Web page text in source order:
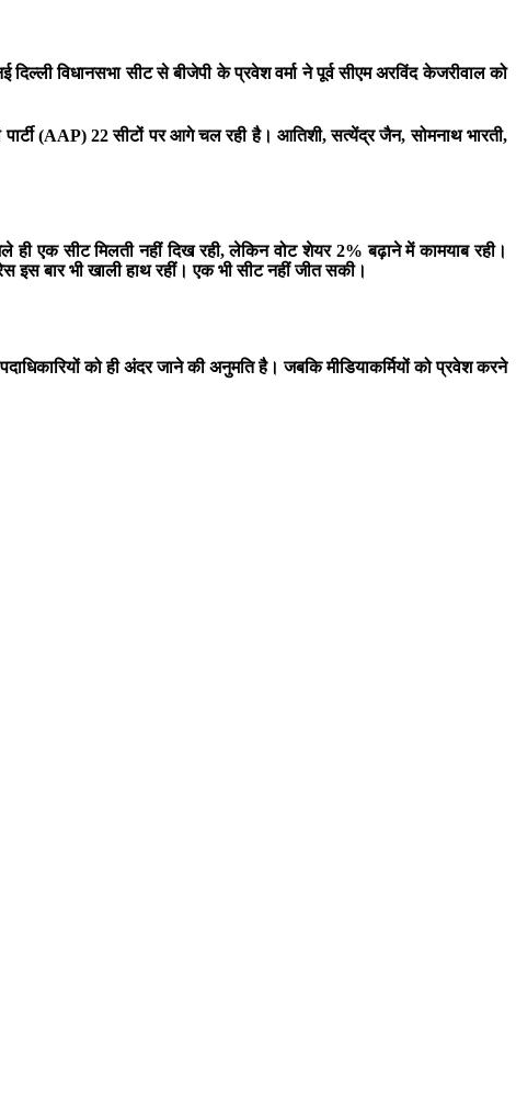
विधानसभा सीट से बीजेपी के प्रवेश वर्मा ने पूर्व सीएम अरविंद केजरीवाल को
(AAP) 22 सीटों पर आगे चल रही है। आतिशी, सत्येंद्र जैन, सोमनाथ भारती,
एक सीट मिलती नहीं दिख रही, लेकिन वोट शेयर 2% बढ़ाने में कामयाब रही।
बार भी खाली हाथ रहीं। एक भी सीट नहीं जीत सकी।
को ही अंदर जाने की अनुमति है। जबकि मीडियाकर्मियों को प्रवेश करने